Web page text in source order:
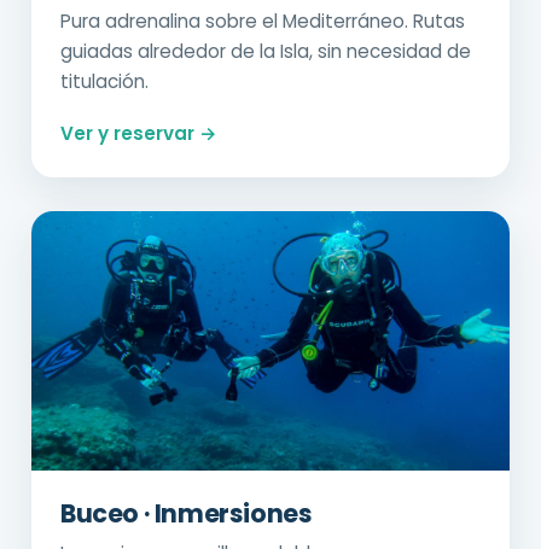
Pura adrenalina sobre el Mediterráneo. Rutas
guiadas alrededor de la Isla, sin necesidad de
titulación.
Ver y reservar →
Buceo · Inmersiones